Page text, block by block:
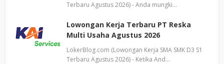
Terbaru Agustus 2026) - Anda mungki…
Lowongan Kerja Terbaru PT Reska
Multi Usaha Agustus 2026
LokerBlog.com (Lowongan Kerja SMA SMK D3 S1
Terbaru Agustus 2026) - Ketika And…